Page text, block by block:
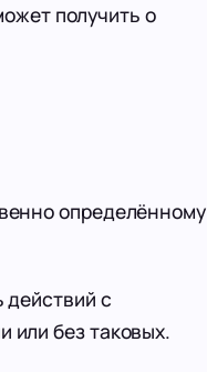
получить о
определённому
с
или без таковых.